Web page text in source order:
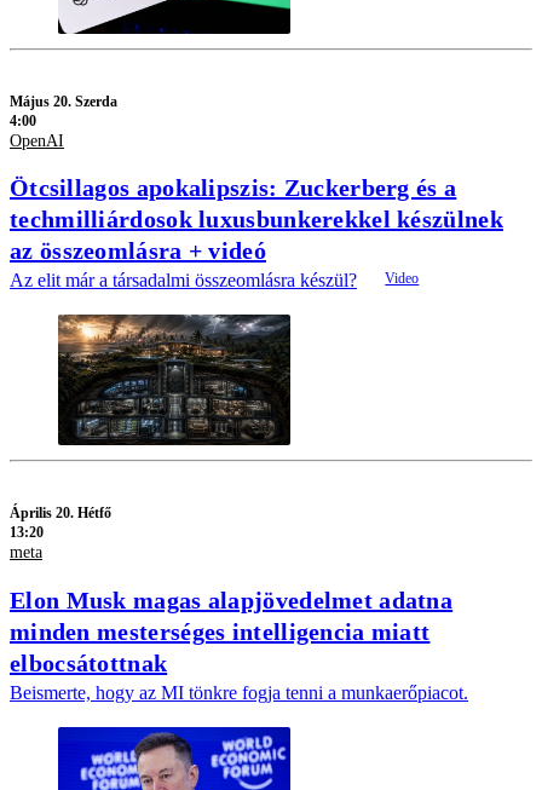
Május 20. Szerda
4:00
OpenAI
Ötcsillagos apokalipszis: Zuckerberg és a
techmilliárdosok luxusbunkerekkel készülnek
az összeomlásra + videó
Az elit már a társadalmi összeomlásra készül?
Április 20. Hétfő
13:20
meta
Elon Musk magas alapjövedelmet adatna
minden mesterséges intelligencia miatt
elbocsátottnak
Beismerte, hogy az MI tönkre fogja tenni a munkaerőpiacot.